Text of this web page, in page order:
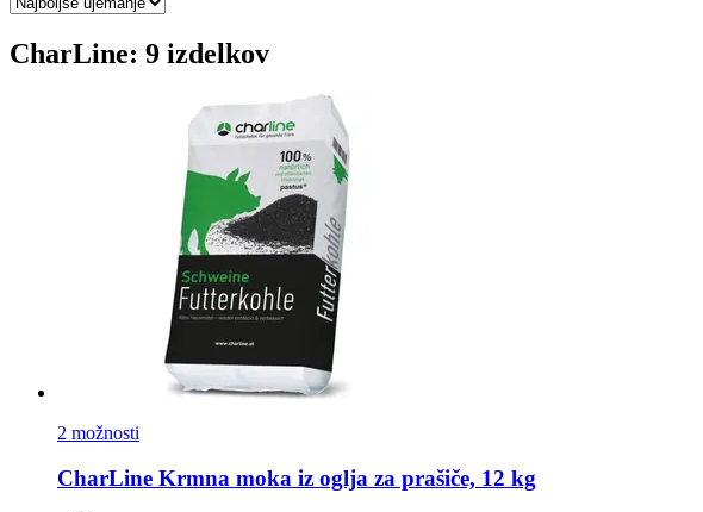
CharLine: 9 izdelkov
2 možnosti
CharLine Krmna moka iz oglja za prašiče, 12 kg